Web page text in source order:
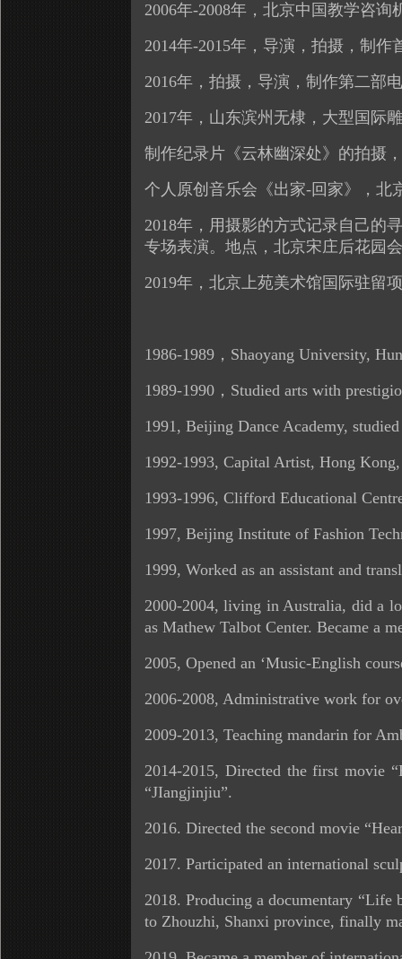
2006年-2008年，北京中国教学咨
2014年-2015年，导演，拍摄，制
2016年，拍摄，导演，制作第二部
2017年，山东滨州无棣，大型国际
制作纪录片《云林幽深处》的拍摄
个人原创音乐会《出家-回家》，北
2018年，用摄影的方式记录自己的
专场表演。地点，北京宋庄后花园
2019年，北京上苑美术馆国际驻留
1986-1989，Shaoyang University,
1989-1990，Studied arts with
1991, Beijing Dance Academy,
1992-1993, Capital Artist, Hong
1993-1996, Clifford Educational
1997, Beijing Institute of Fashion
1999, Worked as an assistant and
2000-2004, living in Australia, did a
as Mathew Talbot Center. Became a
2005, Opened an ‘Music-English
2006-2008, Administrative work for
2009-2013, Teaching mandarin for
2014-2015, Directed the first movie
“JIangjinjiu”.
2016. Directed the second movie
2017. Participated an international
2018. Producing a documentary
to Zhouzhi, Shanxi province, finally